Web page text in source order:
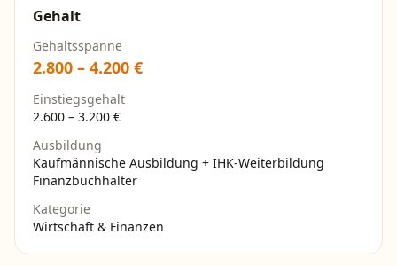
Gehalt
Gehaltsspanne
2.800 – 4.200 €
Einstiegsgehalt
2.600 – 3.200 €
Ausbildung
Kaufmännische Ausbildung + IHK-Weiterbildung
Finanzbuchhalter
Kategorie
Wirtschaft & Finanzen